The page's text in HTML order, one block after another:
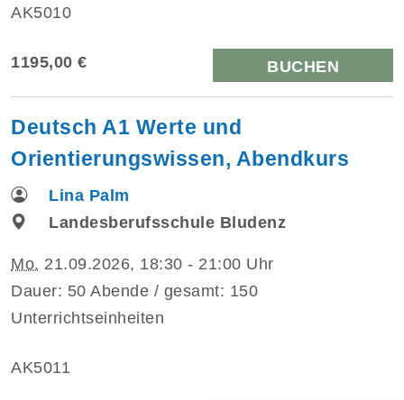
AK5010
1195,00 € BUCHEN
Deutsch A1 Werte und
Orientierungswissen, Abendkurs
Lina Palm
Landesberufsschule Bludenz
Mo. 21.09.2026, 18:30 - 21:00 Uhr
Dauer: 50 Abende / gesamt: 150
Unterrichtseinheiten
AK5011